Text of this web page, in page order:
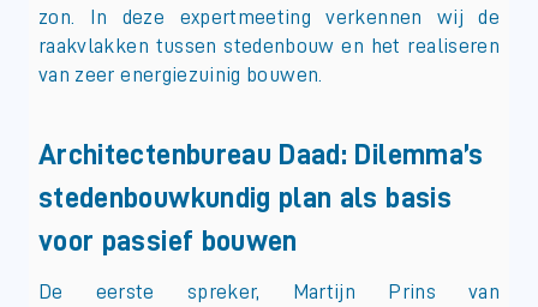
zon. In deze expertmeeting verkennen wij de
raakvlakken tussen stedenbouw en het realiseren
van zeer energiezuinig bouwen.
Architectenbureau Daad: Dilemma’s
stedenbouwkundig plan als basis
voor passief bouwen
De eerste spreker, Martijn Prins van